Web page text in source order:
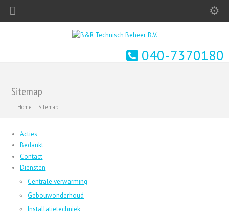
040-7370180
Sitemap
Home Sitemap
Acties
Bedankt
Contact
Diensten
Centrale verwarming
Gebouwonderhoud
Installatietechniek